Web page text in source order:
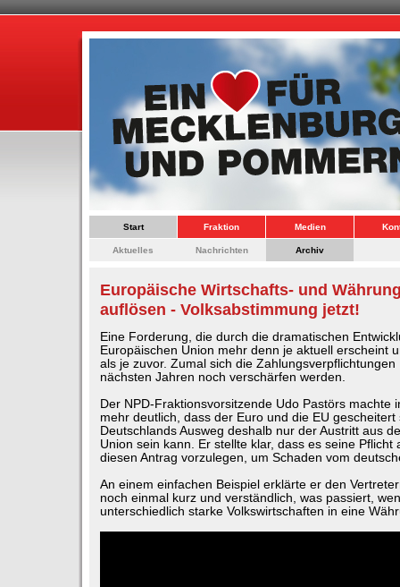
Start Fraktion Medien
Aktuelles Nachrichten Archiv
Europäische Wirtschafts- und
auflösen - Volksabstimmung jetzt!
Eine Forderung, die durch die dramatischen
Europäischen Union mehr denn je aktuell erscheint
als je zuvor. Zumal sich die
nächsten Jahren noch verschärfen werden.
Der NPD-Fraktionsvorsitzende Udo Pastörs machte
mehr deutlich, dass der Euro und die EU gescheitert
Deutschlands Ausweg deshalb nur der Austritt aus
Union sein kann. Er stellte klar, dass es seine Pflicht
diesen Antrag vorzulegen, um Schaden vom
An einem einfachen Beispiel erklärte er den
noch einmal kurz und verständlich, was passiert,
unterschiedlich starke Volkswirtschaften in eine